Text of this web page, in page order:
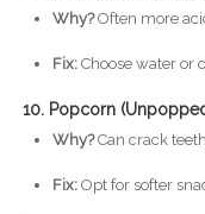
Why?Often more
Fix:Choose water or
10. Popcorn
Why?Can crack
Fix:Opt for softer